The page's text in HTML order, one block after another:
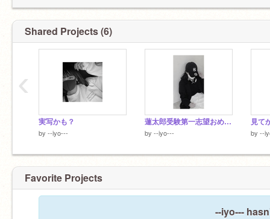
つけたら許さないから！絶対に！
Shared Projects (6)
実写かも？
by --iyo---
蓮太郎受験第一志望おめでとう！
by --iyo---
見て
by --
‹
Favorite Projects
--iyo---